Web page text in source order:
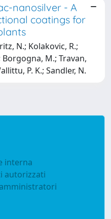
nanosilver - A
coatings for
N.; Kolakovic, R.;
Borgogna, M.; Travan,
P. K.; Sandler, N.
interna
autorizzati